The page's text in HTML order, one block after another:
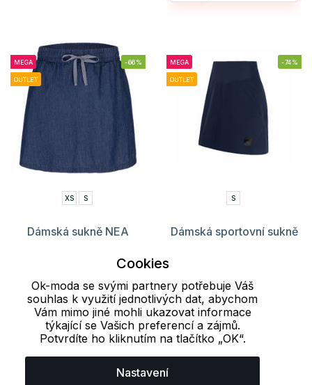
MEGA
OUTLET
-66%
XS S
Dámská sukně NEA
MEGA
OUTLET
-74%
S
Dámská sportovní sukně
Načíst dalších 24 položek
1 2 3 4
Cookies
Ok-moda se svými partnery potřebuje Váš
souhlas k využití jednotlivých dat, abychom
Vám mimo jiné mohli ukazovat informace
týkající se Vašich preferencí a zájmů.
Potvrdíte ho kliknutím na tlačítko „OK“.
Nastavení